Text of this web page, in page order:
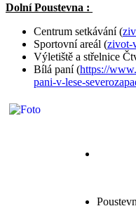
Dolní Poustevna :
Centrum setkávání (
Sportovní areál (zivot-
Výletiště a střelnice
Bílá paní (https://
pani-v-lese-